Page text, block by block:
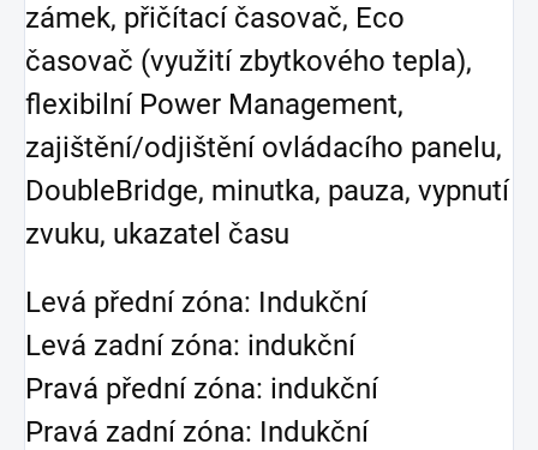
zámek, přičítací časovač, Eco
časovač (využití zbytkového tepla),
flexibilní Power Management,
zajištění/odjištění ovládacího panelu,
DoubleBridge, minutka, pauza, vypnutí
zvuku, ukazatel času
Levá přední zóna: Indukční
Levá zadní zóna: indukční
Pravá přední zóna: indukční
Pravá zadní zóna: Indukční